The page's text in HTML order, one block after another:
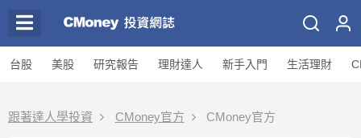
台股 美股 研究報告 理財達人 新手入門 生活理財
跟著達人學投資 CMoney官方 CMoney官方